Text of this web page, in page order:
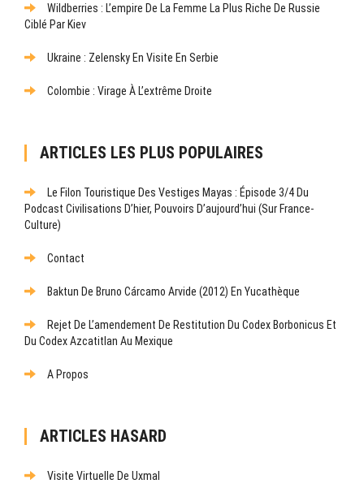
Wildberries : L’empire De La Femme La Plus Riche De Russie
Ciblé Par Kiev
Ukraine : Zelensky En Visite En Serbie
Colombie : Virage À L’extrême Droite
ARTICLES LES PLUS POPULAIRES
Le Filon Touristique Des Vestiges Mayas : Épisode 3/4 Du
Podcast Civilisations D’hier, Pouvoirs D’aujourd’hui (sur France-
Culture)
Contact
Baktun De Bruno Cárcamo Arvide (2012) En Yucathèque
Rejet De L’amendement De Restitution Du Codex Borbonicus Et
Du Codex Azcatitlan Au Mexique
A Propos
ARTICLES HASARD
Visite Virtuelle De Uxmal